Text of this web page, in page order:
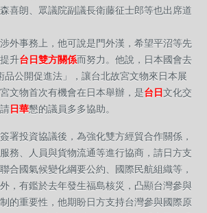
喜朗、眾議院副議長衛藤征士郎等也出席道
外事務上，他可說是門外漢，希望平沼等先
升台日雙方關係而努力。他說，日本國會去
品公開促進法」，讓台北故宮文物來日本展
文物首次有機會在 日本舉辦，是台日 文化交
日華懇的議員多多協助。
署投資協議後，為強化雙方經貿合作關係，
務、人員與貨物流通等進行協商，請日方支
合國氣候變化綱要公約、國際民航組織等，
，有鑑於去年發生福島核災，凸顯台灣參與
的重要性，他期盼日方支持台灣參與國際原